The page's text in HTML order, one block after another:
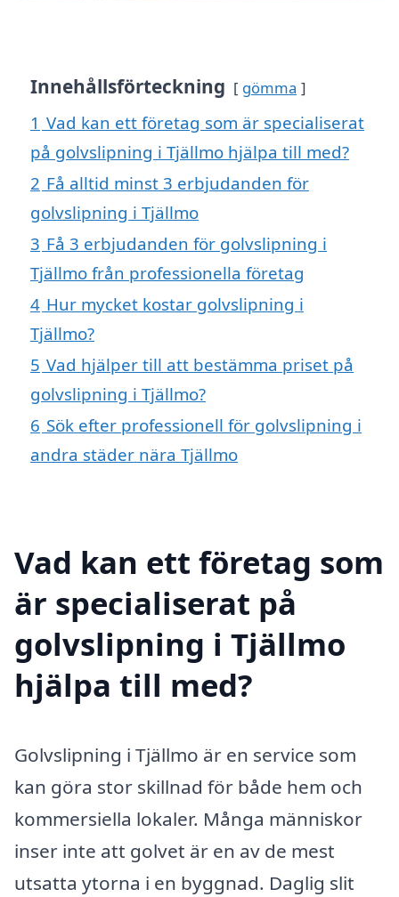
Innehållsförteckning gömma
1 Vad kan ett företag som är specialiserat
på golvslipning i Tjällmo hjälpa till med?
2 Få alltid minst 3 erbjudanden för
golvslipning i Tjällmo
3 Få 3 erbjudanden för golvslipning i
Tjällmo från professionella företag
4 Hur mycket kostar golvslipning i
Tjällmo?
5 Vad hjälper till att bestämma priset på
golvslipning i Tjällmo?
6 Sök efter professionell för golvslipning i
andra städer nära Tjällmo
Vad kan ett företag som
är specialiserat på
golvslipning i Tjällmo
hjälpa till med?
Golvslipning i Tjällmo är en service som
kan göra stor skillnad för både hem och
kommersiella lokaler. Många människor
inser inte att golvet är en av de mest
utsatta ytorna i en byggnad. Daglig slit